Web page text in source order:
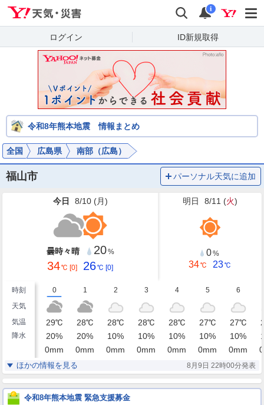
検索 通知
i
ログイン ID新規取得
令和8年熊本地震 情報まとめ
全国 広島県 南部（広島）
福山市 パーソナル天気に追加
今日 8/10 (月)
曇時々晴 20%
34℃ [0] 26℃ [0]
明日 8/11 (火)
0%
34℃ 23℃
時刻 0 1 2 3 4 5
6
天気
気温
29℃ 28℃ 28℃ 28℃ 28℃ 27℃ 27℃
降水 20% 20% 10% 10% 10% 10% 10%
0mm 0mm 0mm 0mm 0mm 0mm 0mm 0
湿度 76 % 76 % 76%
風
北東
1m/s
北北東
1m/s
北北東
1m/s
北北東
1m/s
北北東
1m/s
北北東
1m/s
北北東
1m/s
ほかの情報を見る 8月9日 22時00分発表
令和8年熊本地震 緊急支援募金